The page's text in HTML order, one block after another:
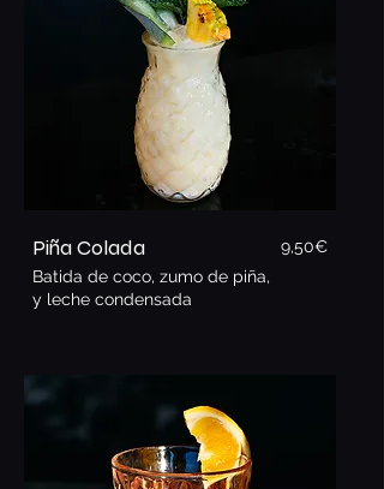
Piña Colada 9,50€
Batida de coco, zumo de piña,
y leche condensada